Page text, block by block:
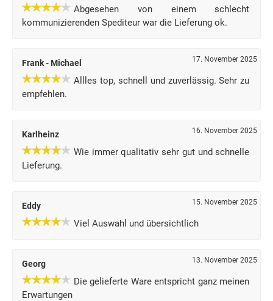
Abgesehen von einem schlecht
kommunizierenden Spediteur war die Lieferung ok.
Frank - Michael 17. November 2025
Allles top, schnell und zuverlässig. Sehr zu
empfehlen.
Karlheinz 16. November 2025
Wie immer qualitativ sehr gut und schnelle
Lieferung.
Eddy 15. November 2025
Viel Auswahl und übersichtlich
Georg 13. November 2025
Die gelieferte Ware entspricht ganz meinen
Erwartungen